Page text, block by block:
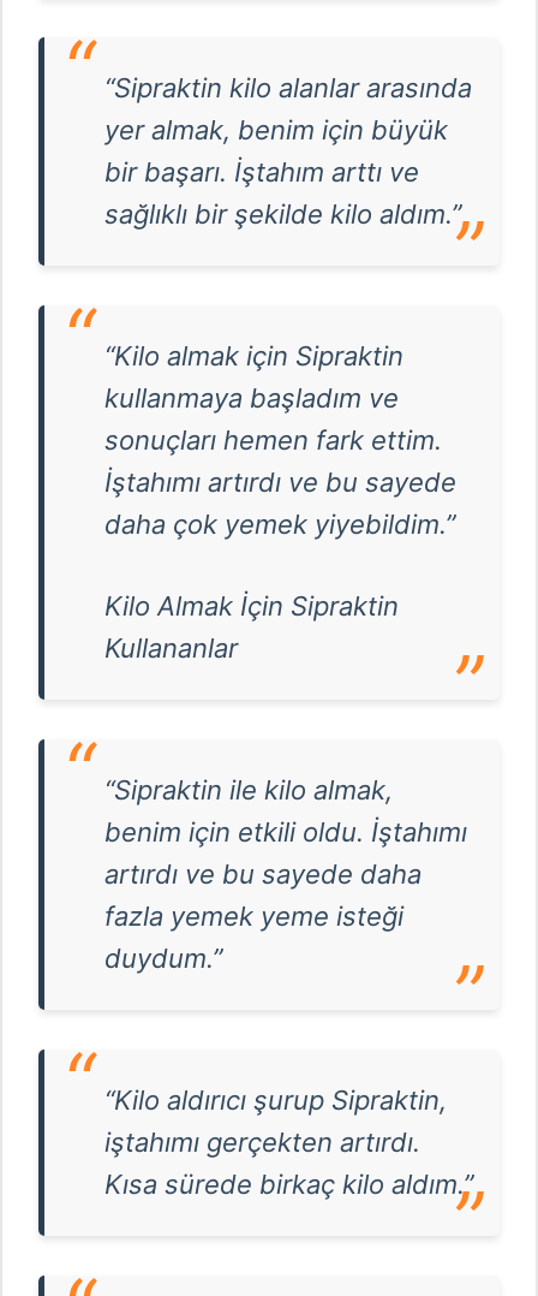
“Sipraktin kilo alanlar arasında
yer almak, benim için büyük
bir başarı. İştahım arttı ve
sağlıklı bir şekilde kilo aldım.”
“Kilo almak için Sipraktin
kullanmaya başladım ve
sonuçları hemen fark ettim.
İştahımı artırdı ve bu sayede
daha çok yemek yiyebildim.”
Kilo Almak İçin Sipraktin
Kullananlar
“Sipraktin ile kilo almak,
benim için etkili oldu. İştahımı
artırdı ve bu sayede daha
fazla yemek yeme isteği
duydum.”
“Kilo aldırıcı şurup Sipraktin,
iştahımı gerçekten artırdı.
Kısa sürede birkaç kilo aldım.”